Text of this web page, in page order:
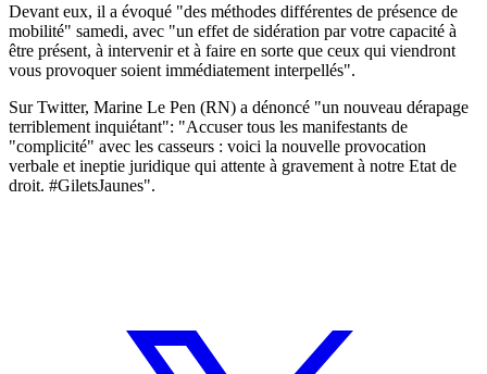
Devant eux, il a évoqué "des méthodes différentes de présence de
mobilité" samedi, avec "un effet de sidération par votre capacité à
être présent, à intervenir et à faire en sorte que ceux qui viendront
vous provoquer soient immédiatement interpellés".
Sur Twitter, Marine Le Pen (RN) a dénoncé "un nouveau dérapage
terriblement inquiétant": "Accuser tous les manifestants de
"complicité" avec les casseurs : voici la nouvelle provocation
verbale et ineptie juridique qui attente à gravement à notre Etat de
droit. #GiletsJaunes".